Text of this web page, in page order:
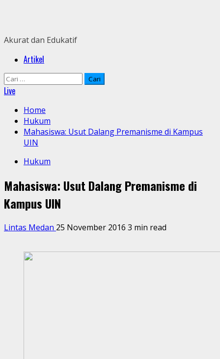
Akurat dan Edukatif
PrimaryArtikel
Cari
untuk:
Live
Home
Hukum
Mahasiswa: Usut Dalang Premanisme di Kampus
UIN
Hukum
Mahasiswa: Usut Dalang Premanisme di
Kampus UIN
Lintas Medan 25 November 2016 3 min read